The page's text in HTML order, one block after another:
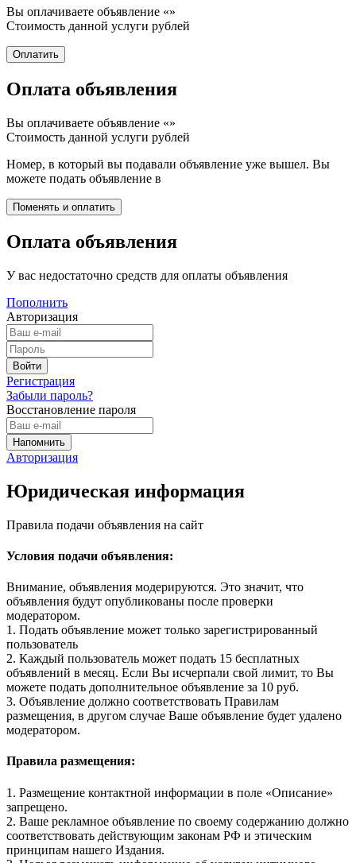
Вы оплачиваете объявление «»
Стоимость данной услуги рублей
Оплата объявления
Вы оплачиваете объявление «»
Стоимость данной услуги рублей
Номер, в который вы подавали объявление уже вышел. Вы
можете подать объявление в
Оплата объявления
У вас недостаточно средств для оплаты объявления
Пополнить
Авторизация
Регистрация
Забыли пароль?
Восстановление пароля
Авторизация
Юридическая информация
Правила подачи объявления на сайт
Условия подачи объявления:
Внимание, объявления модерируются. Это значит, что
объявления будут опубликованы после проверки
модератором.
1. Подать объявление может только зарегистрированный
пользователь
2. Каждый пользователь может подать 15 бесплатных
объявлений в месяц. Если Вы исчерпали свой лимит, то Вы
можете подать дополнительное объявление за 10 руб.
3. Объявление должно соответствовать Правилам
размещения, в другом случае Ваше объявление будет удалено
модератором.
Правила размещения:
1. Размещение контактной информации в поле «Описание»
запрещено.
2. Ваше рекламное объявление по своему содержанию должно
соответствовать действующим законам РФ и этическим
принципам нашего Издания.